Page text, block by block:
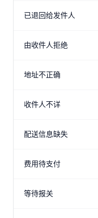
已退回给发件人
由收件人拒绝
地址不正确
收件人不详
配送信息缺失
费用待支付
等待报关